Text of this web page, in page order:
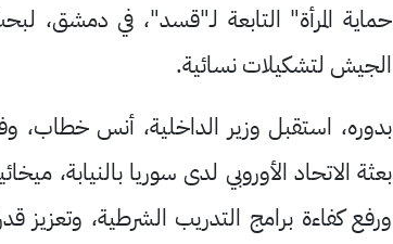
حماية المرأة" التابعة لـ"قسد"، في
الجيش لتشكيلات نسائية.
بدوره، استقبل وزير الداخلية، أنس خطاب،
بعثة الاتحاد الأوروبي لدى سوريا بالنيابة،
ورفع كفاءة برامج التدريب الشرطية،